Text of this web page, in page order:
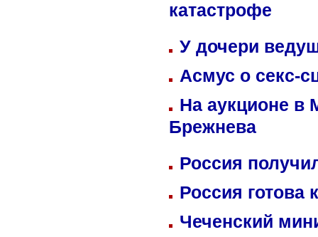
катастрофе
У дочери
Асмус о секс-
На аукционе в
Брежнева
Россия
Россия готова
Чеченский